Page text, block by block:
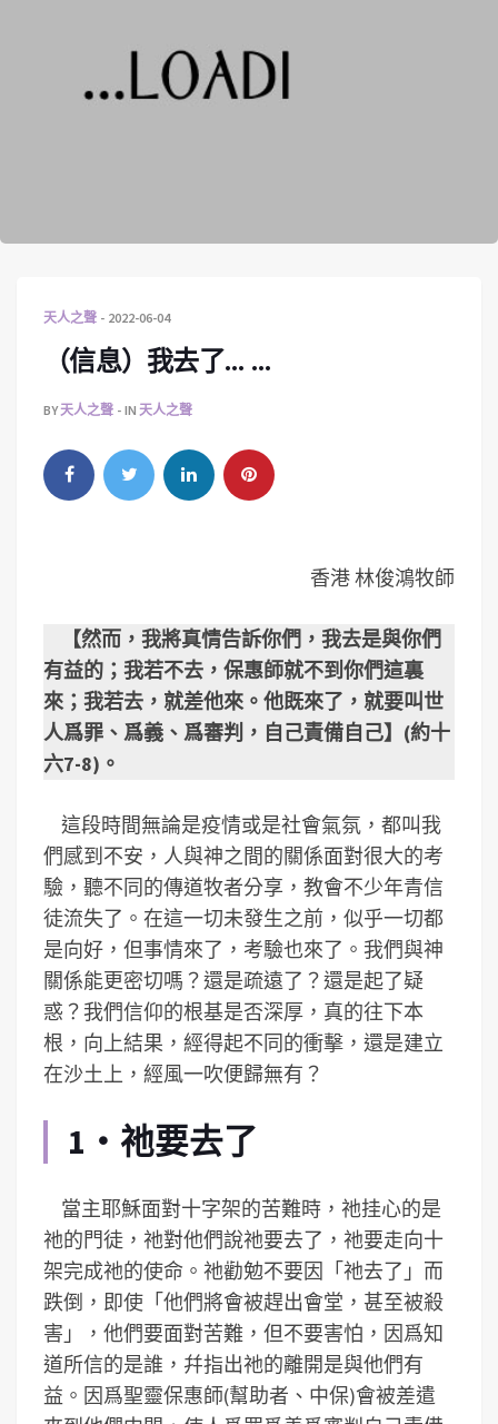
天人之聲 2022-06-04
（信息）我去了… …
BY天人之聲 IN 天人之聲
香港 林俊鴻牧師
【然而，我將真情告訴你們，我去是與你們
有益的；我若不去，保惠師就不到你們這裏
來；我若去，就差他來。他既來了，就要叫世
人爲罪、爲義、爲審判，自己責備自己】(約十
六7-8)。
這段時間無論是疫情或是社會氣氛，都叫我
們感到不安，人與神之間的關係面對很大的考
驗，聽不同的傳道牧者分享，教會不少年青信
徒流失了。在這一切未發生之前，似乎一切都
是向好，但事情來了，考驗也來了。我們與神
關係能更密切嗎？還是疏遠了？還是起了疑
惑？我們信仰的根基是否深厚，真的往下本
根，向上結果，經得起不同的衝擊，還是建立
在沙土上，經風一吹便歸無有？
1‧祂要去了
當主耶穌面對十字架的苦難時，祂挂心的是
祂的門徒，祂對他們說祂要去了，祂要走向十
架完成祂的使命。祂勸勉不要因「祂去了」而
跌倒，即使「他們將會被趕出會堂，甚至被殺
害」，他們要面對苦難，但不要害怕，因爲知
道所信的是誰，幷指出祂的離開是與他們有
益。因爲聖靈保惠師(幫助者、中保)會被差遣